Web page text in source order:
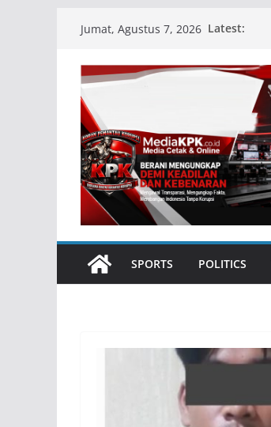
content
Jumat, Agustus 7, 2026 Latest:
SPORTS POLITICS